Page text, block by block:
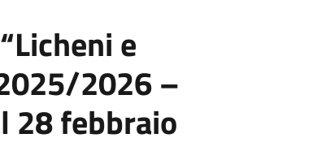
e
2026 –
28 febbraio